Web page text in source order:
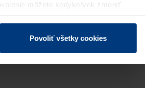
môžete kedykoľvek zmeniť
našej webovej stránky.
Povoliť všetky cookies